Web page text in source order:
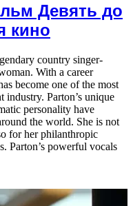
Девять до
кино
country singer-
With a career
become one of the most
industry. Parton’s unique
personality have
the world. She is not
for her philanthropic
Parton’s powerful vocals